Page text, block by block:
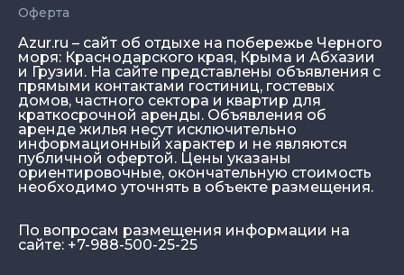
Azur.ru – сайт об отдыхе на побережье Черного
моря: Краснодарского края, Крыма и Абхазии
и Грузии. На сайте представлены объявления с
прямыми контактами гостиниц, гостевых
домов, частного сектора и квартир для
краткосрочной аренды. Объявления об
аренде жилья несут исключительно
информационный характер и не являются
публичной офертой. Цены указаны
ориентировочные, окончательную стоимость
необходимо уточнять в объекте размещения.
По вопросам размещения информации на
сайте: +7-988-500-25-25
Оферта